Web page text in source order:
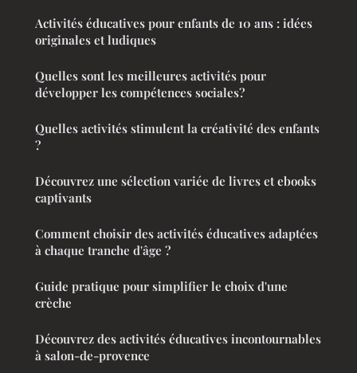
Activités éducatives pour enfants de 10 ans : idées
originales et ludiques
Quelles sont les meilleures activités pour
développer les compétences sociales?
Quelles activités stimulent la créativité des enfants
?
Découvrez une sélection variée de livres et ebooks
captivants
Comment choisir des activités éducatives adaptées
à chaque tranche d'âge ?
Guide pratique pour simplifier le choix d'une
crèche
Découvrez des activités éducatives incontournables
à salon-de-provence